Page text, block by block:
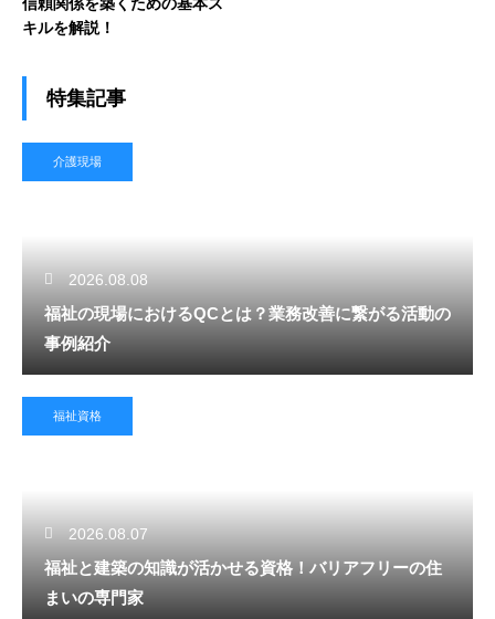
キルを解説！
特集記事
介護現場
2026.08.08
福祉の現場におけるQCとは？業務改善に繋がる活動の
事例紹介
福祉資格
2026.08.07
福祉と建築の知識が活かせる資格！バリアフリーの住
まいの専門家